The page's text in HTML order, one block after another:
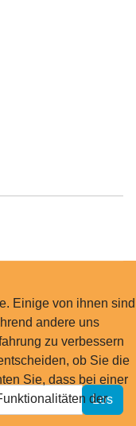
Los
Einige von ihnen sind
andere uns
zu verbessern
ob Sie die
Sie, dass bei einer
der